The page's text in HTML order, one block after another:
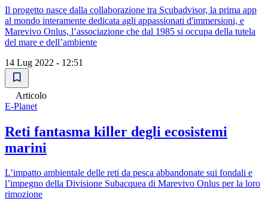
Il progetto nasce dalla collaborazione tra Scubadvisor, la prima app
al mondo interamente dedicata agli appassionati d'immersioni, e
Marevivo Onlus, l’associazione che dal 1985 si occupa della tutela
del mare e dell’ambiente
14 Lug 2022 - 12:51
Articolo
E-Planet
Reti fantasma killer degli ecosistemi
marini
L’impatto ambientale delle reti da pesca abbandonate sui fondali e
l’impegno della Divisione Subacquea di Marevivo Onlus per la loro
rimozione